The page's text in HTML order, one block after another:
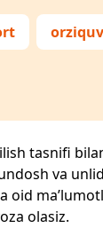
orziquv
tasnifi
va
olasiz.